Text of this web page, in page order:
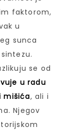
faktorom,
u
sunca
se od
u radu
mišića, ali i
Njegov